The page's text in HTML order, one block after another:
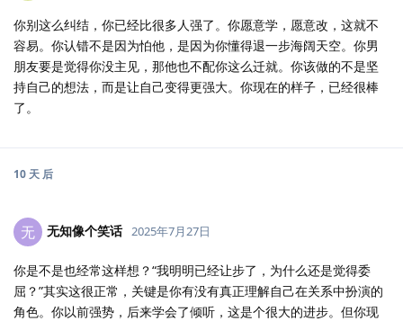
你别这么纠结，你已经比很多人强了。你愿意学，愿意改，这就不
容易。你认错不是因为怕他，是因为你懂得退一步海阔天空。你男
朋友要是觉得你没主见，那他也不配你这么迁就。你该做的不是坚
持自己的想法，而是让自己变得更强大。你现在的样子，已经很棒
了。
10 天 后
无 无知像个笑话 2025年7月27日
你是不是也经常这样想？“我明明已经让步了，为什么还是觉得委
屈？”其实这很正常，关键是你有没有真正理解自己在关系中扮演的
角色。你以前强势，后来学会了倾听，这是个很大的进步。但你现